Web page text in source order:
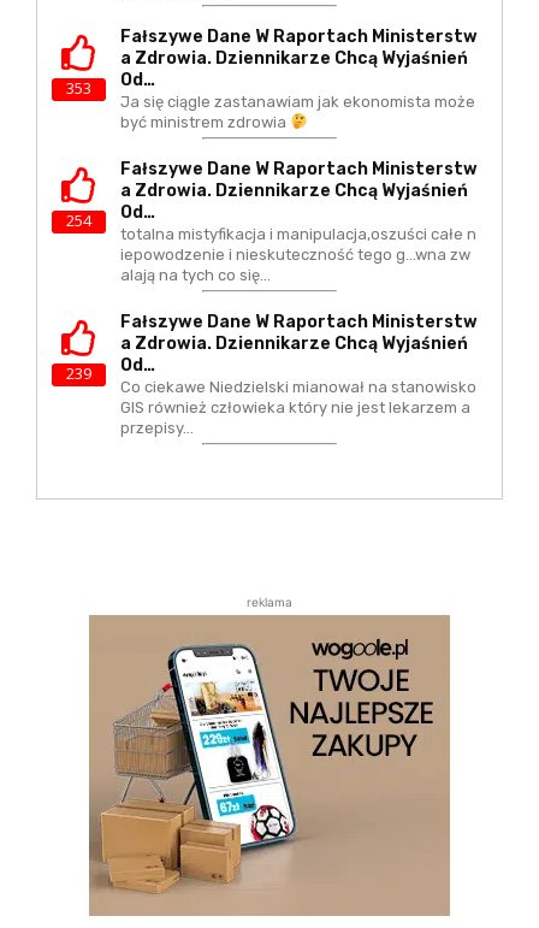
353
Fałszywe Dane W Raportach Ministerstw
A Zdrowia. Dziennikarze Chcą Wyjaśnień
Od…
Ja się ciągle zastanawiam jak ekonomista może
być ministrem zdrowia
254
Fałszywe Dane W Raportach Ministerstw
A Zdrowia. Dziennikarze Chcą Wyjaśnień
Od…
totalna mistyfikacja i manipulacja,oszuści całe n
iepowodzenie i nieskuteczność tego g...wna zw
alają na tych co się…
239
Fałszywe Dane W Raportach Ministerstw
A Zdrowia. Dziennikarze Chcą Wyjaśnień
Od…
Co ciekawe Niedzielski mianował na stanowisko
GIS również człowieka który nie jest lekarzem a
przepisy…
reklama